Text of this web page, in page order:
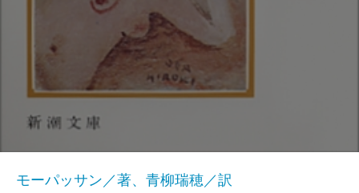
モーパッサン／著、青柳瑞穂／訳